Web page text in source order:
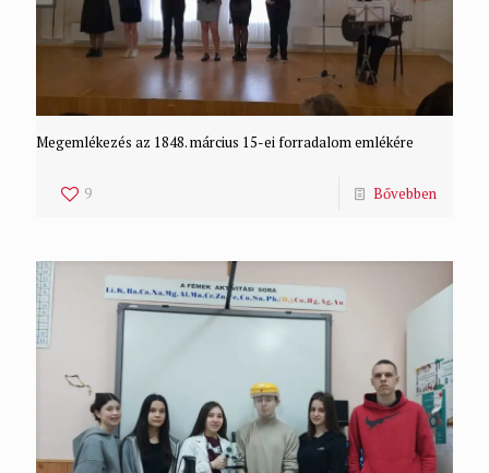
Megemlékezés az 1848. március 15-ei forradalom emlékére
9 Bővebben